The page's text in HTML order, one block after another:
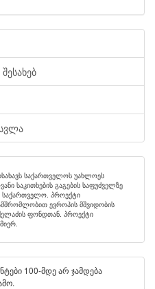
საქართველოს უახლოეს
საკითხების გაგების საფუძველზე
საქართველო. პროექტი
ევროპის მშვიდობის
ფონდთან. პროექტი
100-მდე არ ჯამდება